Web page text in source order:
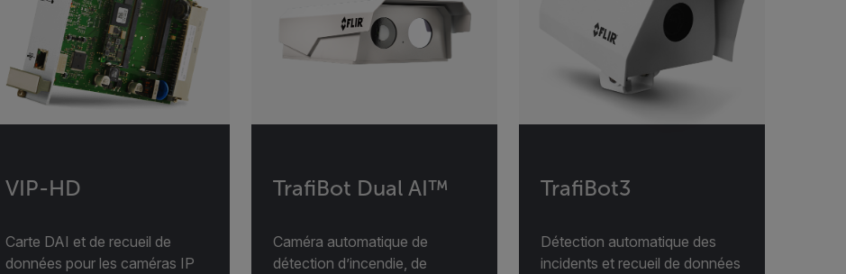
VIP-HD
Carte DAI et de recueil de
données pour les caméras IP
TrafiBot Dual AI™
Caméra automatique de
détection d’incendie, de
TrafiBot3
Détection automatique des
incidents et recueil de données